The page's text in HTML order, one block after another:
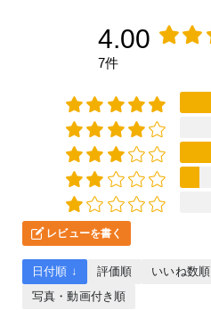
4.00
7件
レビューを書く
日付順 ↓ 評価順 いいね数順
写真・動画付き順